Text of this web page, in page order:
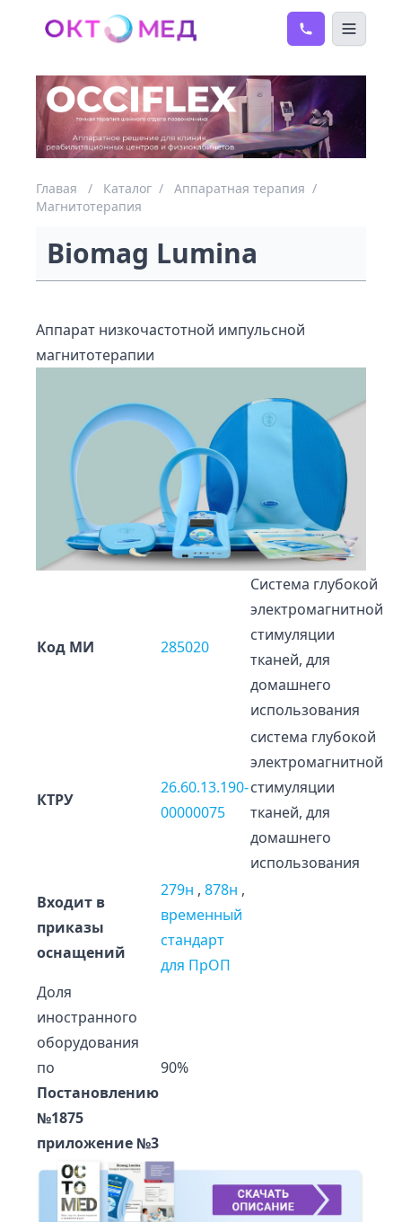
Главая / Каталог / Аппаратная терапия /
Магнитотерапия
Biomag Lumina
Аппарат низкочастотной импульсной
магнитотерапии
Код МИ 285020
Cистема глубокой
электромагнитной
стимуляции
тканей, для
домашнего
использования
КТРУ
26.60.13.190-
00000075
система глубокой
электромагнитной
стимуляции
тканей, для
домашнего
использования
Входит в
приказы
оснащений
279н , 878н ,
временный
стандарт
для ПрОП
Доля
иностранного
оборудования
по
Постановлению
№1875
приложение №3
90%